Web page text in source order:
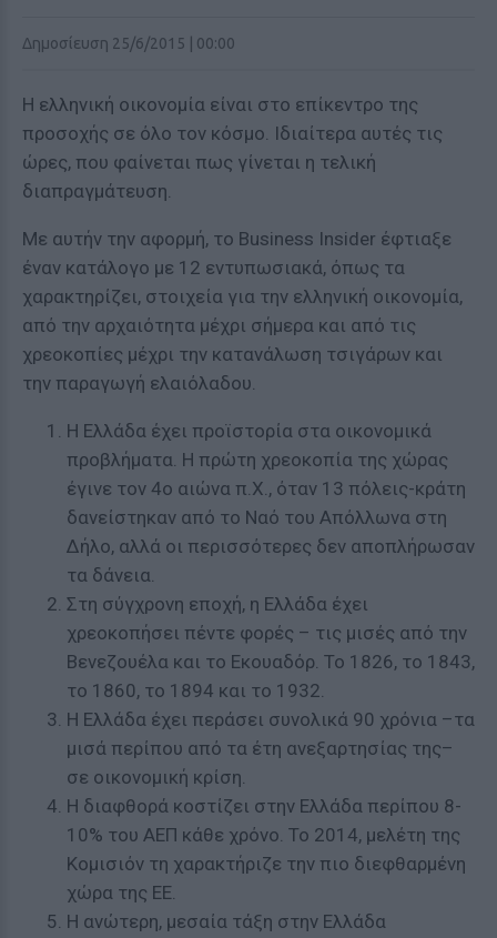
Δημοσίευση 25/6/2015 | 00:00
Η ελληνική οικονομία είναι στο επίκεντρο της
προσοχής σε όλο τον κόσμο. Ιδιαίτερα αυτές τις
ώρες, που φαίνεται πως γίνεται η τελική
διαπραγμάτευση.
Με αυτήν την αφορμή, το Business Insider έφτιαξε
έναν κατάλογο με 12 εντυπωσιακά, όπως τα
χαρακτηρίζει, στοιχεία για την ελληνική οικονομία,
από την αρχαιότητα μέχρι σήμερα και από τις
χρεοκοπίες μέχρι την κατανάλωση τσιγάρων και
την παραγωγή ελαιόλαδου.
Η Ελλάδα έχει προϊστορία στα οικονομικά
προβλήματα. Η πρώτη χρεοκοπία της χώρας
έγινε τον 4ο αιώνα π.Χ., όταν 13 πόλεις-κράτη
δανείστηκαν από το Ναό του Απόλλωνα στη
Δήλο, αλλά οι περισσότερες δεν αποπλήρωσαν
τα δάνεια.
Στη σύγχρονη εποχή, η Ελλάδα έχει
χρεοκοπήσει πέντε φορές – τις μισές από την
Βενεζουέλα και το Εκουαδόρ. Το 1826, το 1843,
το 1860, το 1894 και το 1932.
Η Ελλάδα έχει περάσει συνολικά 90 χρόνια –τα
μισά περίπου από τα έτη ανεξαρτησίας της–
σε οικονομική κρίση.
Η διαφθορά κοστίζει στην Ελλάδα περίπου 8-
10% του ΑΕΠ κάθε χρόνο. Το 2014, μελέτη της
Κομισιόν τη χαρακτήριζε την πιο διεφθαρμένη
χώρα της ΕΕ.
Η ανώτερη, μεσαία τάξη στην Ελλάδα